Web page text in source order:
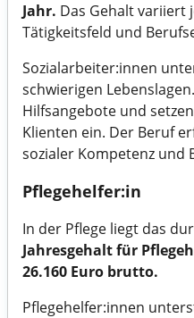
Jahr. Das Gehalt variiert
Tätigkeitsfeld und
Sozialarbeiter:innen
schwierigen
Hilfsangebote und
Klienten ein. Der Beruf
sozialer Kompetenz und
Pflegehelfer:in
In der Pflege liegt das
Jahresgehalt für
26.160 Euro brutto.
Pflegehelfer:innen